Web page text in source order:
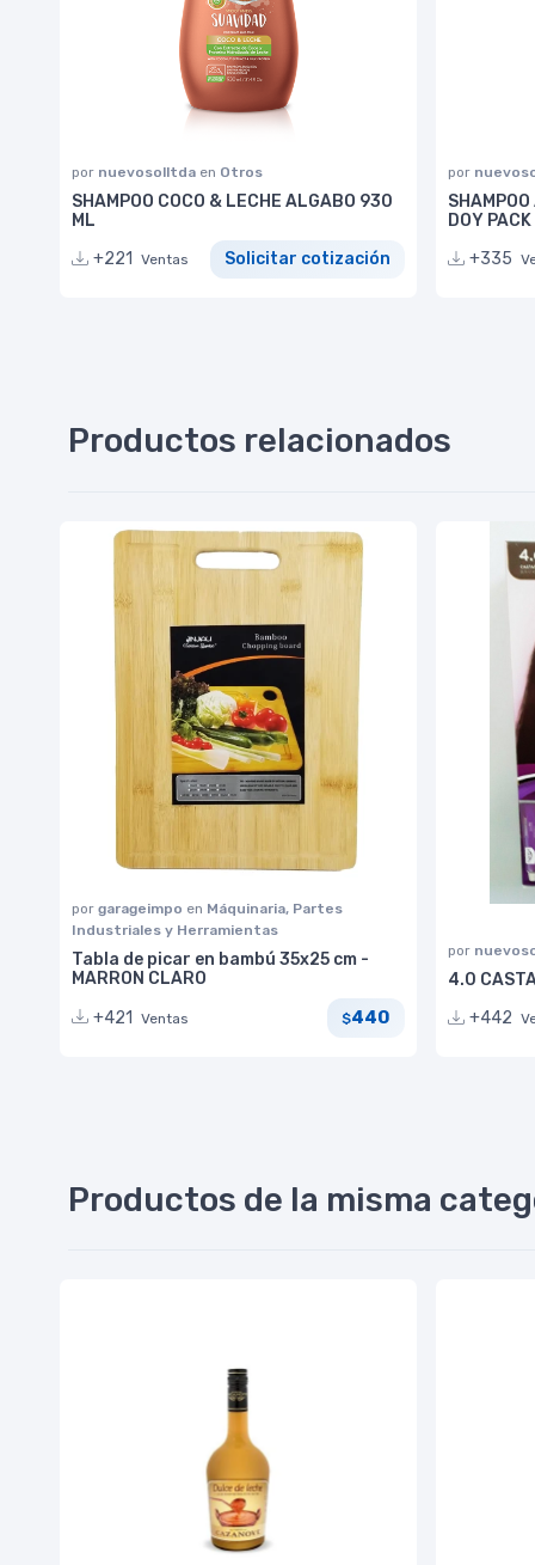
por nuevosolltda en Otros
SHAMPOO COCO & LECHE ALGABO 930
ML
+221
Ventas Solicitar cotización
por
DOY PACK
+335
Productos relacionados
por garageimpo en Máquinaria, Partes
Industriales y Herramientas
Tabla de picar en bambú 35x25 cm -
MARRON CLARO
+421
Ventas $440
por
4.0
+442
Productos de la misma